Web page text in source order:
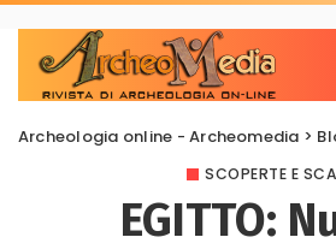
Archeologia online - Archeomedia >
SCOPERTE E
EGITTO: